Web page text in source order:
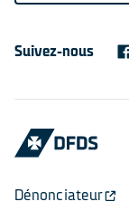
Suivez-nous
Dénonciateur